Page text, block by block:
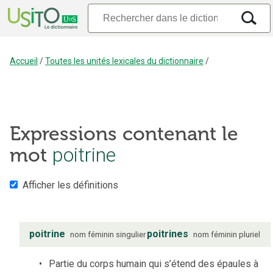
Accueil /Toutes les unités lexicales du dictionnaire /
Expressions contenant le
mot poitrine
Afficher les définitions
poitrine nom féminin singulier poitrines nom féminin pluriel
Partie du corps humain qui s’étend des épaules à